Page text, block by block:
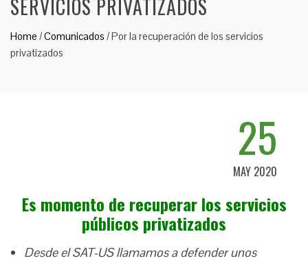
SERVICIOS PRIVATIZADOS
Home /Comunicados /Por la recuperación de los servicios
privatizados
25
MAY 2020
Es momento de recuperar los servicios
públicos privatizados
Desde el SAT-US llamamos a defender unos